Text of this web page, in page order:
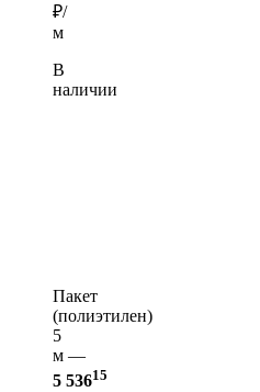
₽/
м
В
наличии
Пакет
(полиэтилен)
5
м —
5 53615